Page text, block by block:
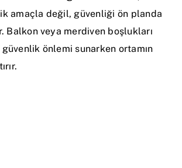
amaçla değil, güvenliği ön planda
Balkon veya merdiven boşlukları
önlemi sunarken ortamın